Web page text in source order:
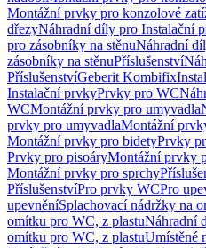
Montážní prvky pro konzolové
dřezyNáhradní díly pro Instalační
pro zásobníky na stěnuNáhradní
zásobníky na stěnuPříslušenství
PříslušenstvíGeberit Kombifix
Instalační prvkyPrvky pro WC
WCMontážní prvky pro umyvadla
prvky pro umyvadlaMontážní
Montážní prvky pro bidetyPrvky
Prvky pro pisoáryMontážní prvky
Montážní prvky pro sprchy
PříslušenstvíPro prvky WCPro
upevněníSplachovací nádržky na
omítku pro WC, z plastuNáhradní
omítku pro WC, z plastuUmístěné